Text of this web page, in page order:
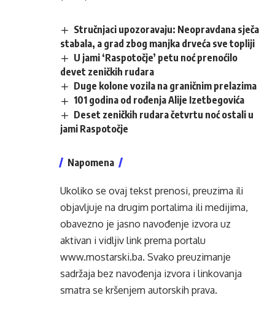
Stručnjaci upozoravaju: Neopravdana sječa
stabala, a grad zbog manjka drveća sve topliji
U jami ‘Raspotočje’ petu noć prenoćilo
devet zeničkih rudara
Duge kolone vozila na graničnim prelazima
101 godina od rođenja Alije Izetbegovića
Deset zeničkih rudara četvrtu noć ostali u
jami Raspotočje
Napomena
Ukoliko se ovaj tekst prenosi, preuzima ili
objavljuje na drugim portalima ili medijima,
obavezno je jasno navođenje izvora uz
aktivan i vidljiv link prema portalu
www.mostarski.ba. Svako preuzimanje
sadržaja bez navođenja izvora i linkovanja
smatra se kršenjem autorskih prava.